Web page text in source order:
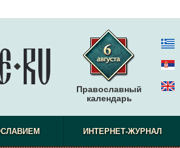
Православный
календарь
ИНТЕРНЕТ-ЖУРНАЛ